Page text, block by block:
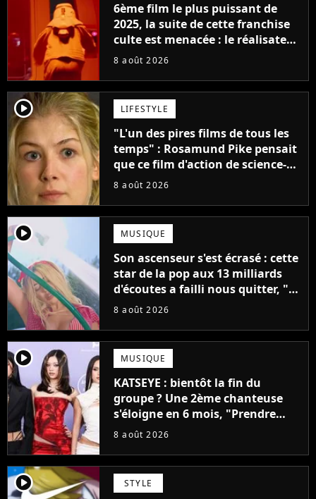
6ème film le plus puissant de
2025, la suite de cette franchise
culte est menacée : le réalisateur
claque la porte pour "différends
8 août 2026
player2 LIFESTYLE
"L'un des pires films de tous les
temps" : Rosamund Pike pensait
que ce film d'action de science-
fiction avec Dwayne Johnson
8 août 2026
player2 MUSIQUE
Son ascenseur s'est écrasé : cette
star de la pop aux 13 milliards
d'écoutes a failli nous quitter, "Je
pensais ne plus jamais chanter"
8 août 2026
player2 MUSIQUE
KATSEYE : bientôt la fin du
groupe ? Une 2ème chanteuse
s'éloigne en 6 mois, "Prendre
cette décision n’a pas été facile"
8 août 2026
player2 STYLE